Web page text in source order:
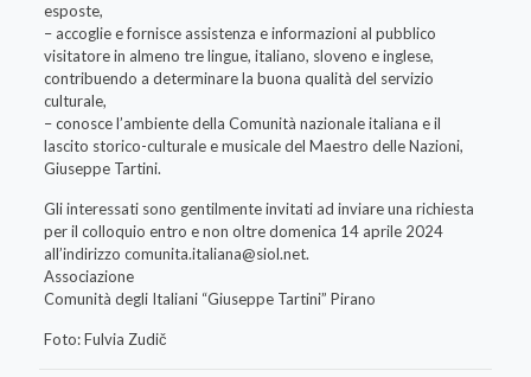
esposte,
– accoglie e fornisce assistenza e informazioni al pubblico
visitatore in almeno tre lingue, italiano, sloveno e inglese,
contribuendo a determinare la buona qualità del servizio
culturale,
– conosce l’ambiente della Comunità nazionale italiana e il
lascito storico-culturale e musicale del Maestro delle Nazioni,
Giuseppe Tartini.
Gli interessati sono gentilmente invitati ad inviare una richiesta
per il colloquio entro e non oltre domenica 14 aprile 2024
all’indirizzo comunita.italiana@siol.net.
Associazione
Comunità degli Italiani “Giuseppe Tartini” Pirano
Foto: Fulvia Zudič